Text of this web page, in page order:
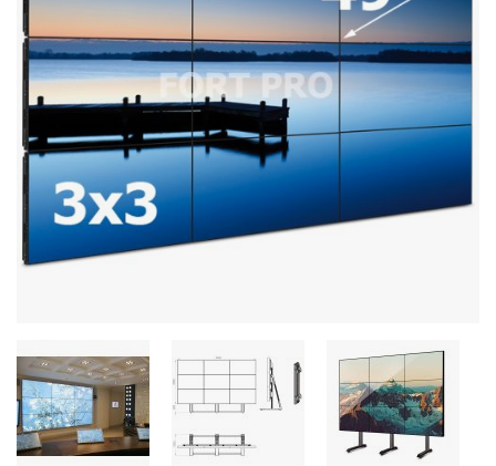
UPS Источники бесперебойного питания
Мышки и Клавиатуры
Наушники
Сетевое оборудование
Системы охлаждения
Видеоконференцсвязь
Компьютеры Fujitsu
Комплектующие ПК